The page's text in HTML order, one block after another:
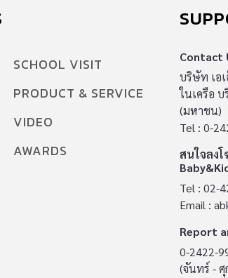
SCHOOL VISIT
PRODUCT & SERVICE
VIDEO
AWARDS
Contact
บริษัท เอ
ในเครือ
(มหาชน)
Tel : 0-
สนใจลง
Tel : 02-
Email :
Report
0-2422-
(จันทร์ - ศุ